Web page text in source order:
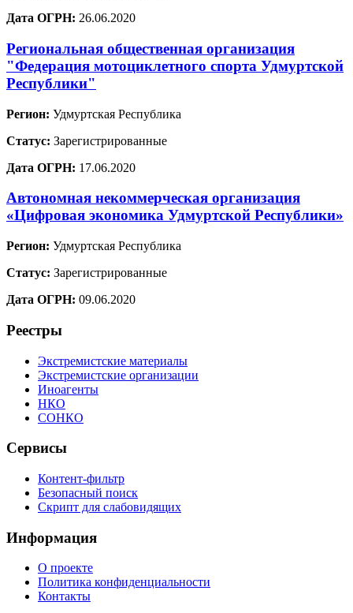
Дата ОГРН: 26.06.2020
Региональная общественная организация
"Федерация мотоциклетного спорта Удмуртской
Республики"
Регион: Удмуртская Республика
Статус: Зарегистрированные
Дата ОГРН: 17.06.2020
Автономная некоммерческая организация
«Цифровая экономика Удмуртской Республики»
Регион: Удмуртская Республика
Статус: Зарегистрированные
Дата ОГРН: 09.06.2020
Реестры
Экстремистские материалы
Экстремистские организации
Иноагенты
НКО
СОНКО
Сервисы
Контент-фильтр
Безопасный поиск
Скрипт для слабовидящих
Информация
О проекте
Политика конфиденциальности
Контакты